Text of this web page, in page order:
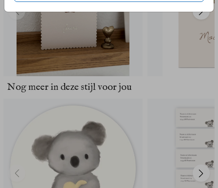
Nog meer in deze stijl voor jou